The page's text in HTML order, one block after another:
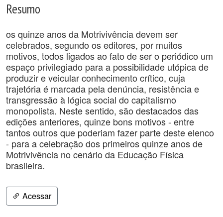
Resumo
os quinze anos da Motrivivência devem ser
celebrados, segundo os editores, por muitos
motivos, todos ligados ao fato de ser o periódico um
espaço privilegiado para a possibilidade utópica de
produzir e veicular conhecimento crítico, cuja
trajetória é marcada pela denúncia, resistência e
transgressão à lógica social do capitalismo
monopolista. Neste sentido, são destacados das
edições anteriores, quinze bons motivos - entre
tantos outros que poderiam fazer parte deste elenco
- para a celebração dos primeiros quinze anos de
Motrivivência no cenário da Educação Física
brasileira.
Acessar